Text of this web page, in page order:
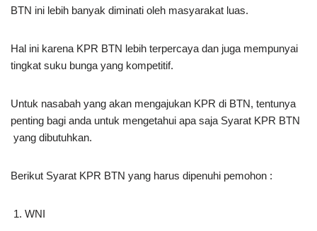
BTN ini lebih banyak diminati oleh masyarakat luas.
Hal ini karena KPR BTN lebih terpercaya dan juga mempunyai
tingkat suku bunga yang kompetitif.
Untuk nasabah yang akan mengajukan KPR di BTN, tentunya
penting bagi anda untuk mengetahui apa saja Syarat KPR BTN
yang dibutuhkan.
Berikut Syarat KPR BTN yang harus dipenuhi pemohon :
WNI